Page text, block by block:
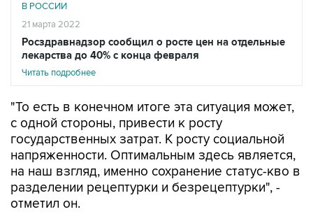
В РОССИИ
21 марта 2022
Росздравнадзор сообщил о росте цен на отдельные
лекарства до 40% с конца февраля
Читать подробнее
"То есть в конечном итоге эта ситуация может,
с одной стороны, привести к росту
государственных затрат. К росту социальной
напряженности. Оптимальным здесь является,
на наш взгляд, именно сохранение статус-кво в
разделении рецептурки и безрецептурки", -
отметил он.